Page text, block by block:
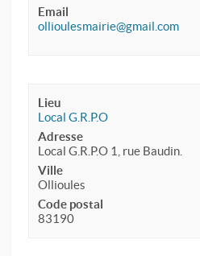
Email
ollioulesmairie@gmail.com
Lieu
Local G.R.P.O
Adresse
Local G.R.P.O 1, rue Baudin.
Ville
Ollioules
Code postal
83190